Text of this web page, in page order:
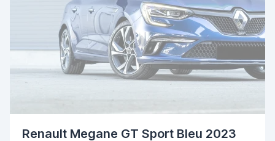
Renault Megane GT Sport Bleu 2023